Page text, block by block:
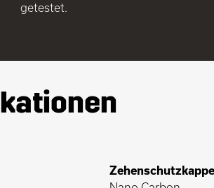
getestet.
Zehenschutzkappe